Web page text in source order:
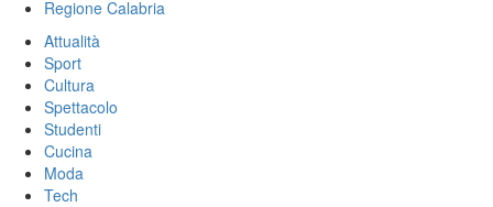
Regione Calabria
Attualità
Sport
Cultura
Spettacolo
Studenti
Cucina
Moda
Tech